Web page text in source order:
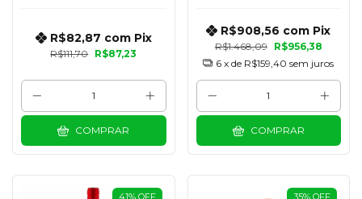
R$111,70 R$87,23
R$82,87 com Pix
COMPRAR
R$1.468,09 R$956,38
R$908,56 com Pix
6 x de R$159,40 sem juros
COMPRAR